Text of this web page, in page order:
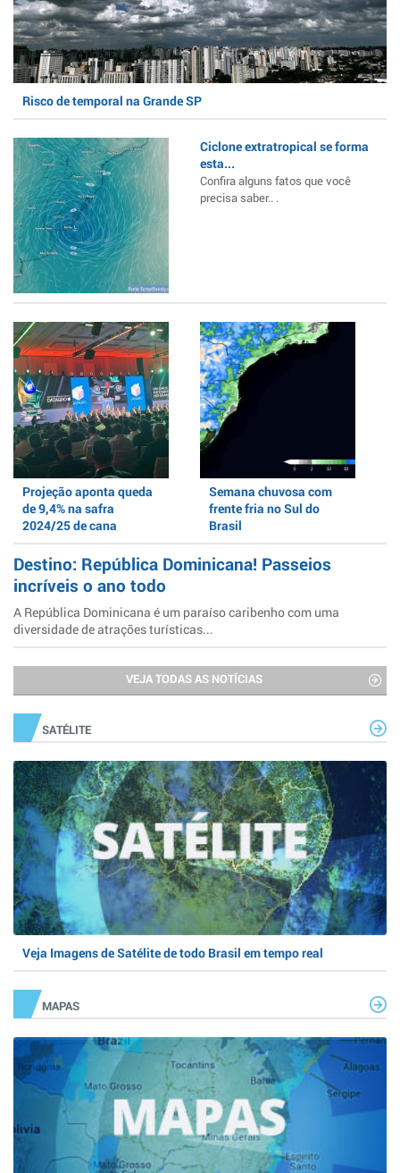
Risco de temporal na Grande SP
Ciclone extratropical se forma
esta...
Confira alguns fatos que você
precisa saber.. .
Projeção aponta queda
de 9,4% na safra
2024/25 de cana
Semana chuvosa com
frente fria no Sul do
Brasil
Destino: República Dominicana! Passeios
incríveis o ano todo
A República Dominicana é um paraíso caribenho com uma
diversidade de atrações turísticas...
VEJA TODAS AS NOTÍCIAS
SATÉLITE
Veja Imagens de Satélite de todo Brasil em tempo real
MAPAS